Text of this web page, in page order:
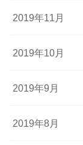
2019年11月
2019年10月
2019年9月
2019年8月